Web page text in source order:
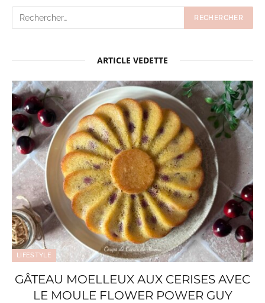
ARTICLE VEDETTE
LIFESTYLE
GÂTEAU MOELLEUX AUX CERISES AVEC
LE MOULE FLOWER POWER GUY